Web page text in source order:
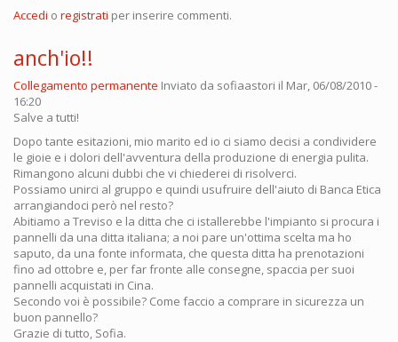
Accedi o registrati per inserire commenti.
anch'io!!
Collegamento permanente Inviato da sofiaastori il Mar, 06/08/2010 -
16:20
Salve a tutti!
Dopo tante esitazioni, mio marito ed io ci siamo decisi a condividere
le gioie e i dolori dell'avventura della produzione di energia pulita.
Rimangono alcuni dubbi che vi chiederei di risolverci.
Possiamo unirci al gruppo e quindi usufruire dell'aiuto di Banca Etica
arrangiandoci però nel resto?
Abitiamo a Treviso e la ditta che ci istallerebbe l'impianto si procura i
pannelli da una ditta italiana; a noi pare un'ottima scelta ma ho
saputo, da una fonte informata, che questa ditta ha prenotazioni
fino ad ottobre e, per far fronte alle consegne, spaccia per suoi
pannelli acquistati in Cina.
Secondo voi è possibile? Come faccio a comprare in sicurezza un
buon pannello?
Grazie di tutto, Sofia.